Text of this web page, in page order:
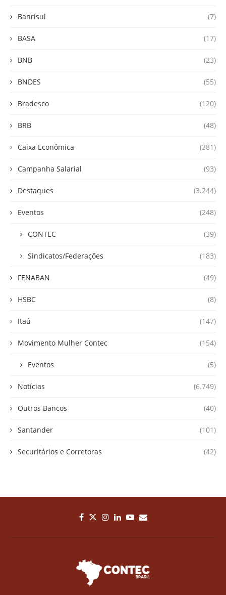
Banrisul (7)
BASA (17)
BNB (23)
BNDES (55)
Bradesco (120)
BRB (48)
Caixa Econômica (381)
Campanha Salarial (93)
Destaques (3.244)
Eventos (248)
CONTEC (39)
Sindicatos/Federações (183)
FENABAN (49)
HSBC (8)
Itaú (147)
Movimento Mulher Contec (154)
Eventos (5)
Notícias (6.749)
Outros Bancos (40)
Santander (101)
Securitários e Corretoras (42)